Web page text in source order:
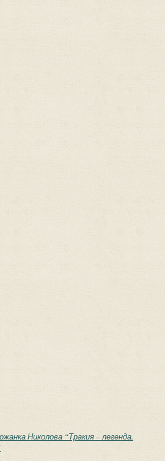
Николова “Тракия – легенда.